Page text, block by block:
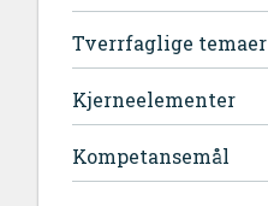
Tverrfaglige temaer
Kjerneelementer
Kompetansemål